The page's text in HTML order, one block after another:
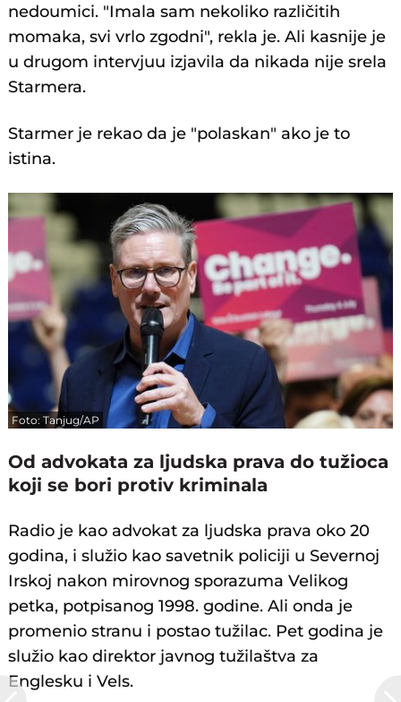
nedoumici. "Imala sam nekoliko različitih
momaka, svi vrlo zgodni", rekla je. Ali kasnije je
u drugom intervjuu izjavila da nikada nije srela
Starmera.
Starmer je rekao da je "polaskan" ako je to
istina.
Foto: Tanjug/AP
Od advokata za ljudska prava do tužioca
koji se bori protiv kriminala
Radio je kao advokat za ljudska prava oko 20
godina, i služio kao savetnik policiji u Severnoj
Irskoj nakon mirovnog sporazuma Velikog
petka, potpisanog 1998. godine. Ali onda je
promenio stranu i postao tužilac. Pet godina je
služio kao direktor javnog tužilaštva za
Englesku i Vels.